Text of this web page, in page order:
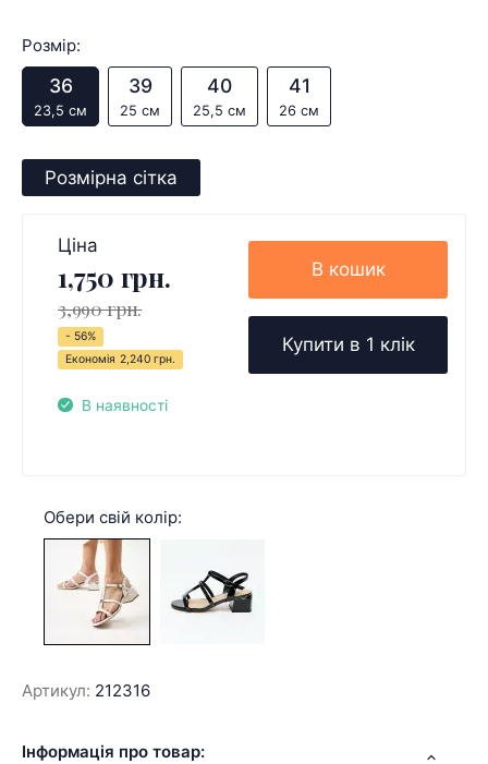
Розмір:
36
23,5 см
39
25 см
40
25,5 см
41
26 см
Розмірна сітка
Ціна
1,750 грн.
3,990 грн.
- 56%
Економія 2,240 грн.
В наявності
В кошик
Купити в 1 клік
Обери свій колір:
Артикул: 212316
Інформація про товар: